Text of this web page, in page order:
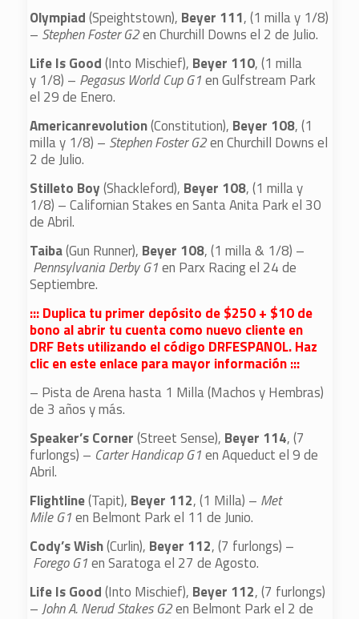
Olympiad(Speightstown), Beyer 111, (1 milla y 1/8)
– Stephen Foster G2en Churchill Downs el 2 de Julio.
Life Is Good(Into Mischief), Beyer 110, (1 milla
y 1/8) – Pegasus World Cup G1en Gulfstream Park
el 29 de Enero.
Americanrevolution(Constitution), Beyer 108, (1
milla y 1/8) – Stephen Foster G2en Churchill Downs el
2 de Julio.
Stilleto Boy(Shackleford), Beyer 108, (1 milla y
1/8) – Californian Stakes en Santa Anita Park el 30
de Abril.
Taiba(Gun Runner), Beyer 108, (1 milla & 1/8) –
Pennsylvania Derby G1en Parx Racing el 24 de
Septiembre.
::: Duplica tu primer depósito de $250 + $10 de
bono al abrir tu cuenta como nuevo cliente en
DRF Bets utilizando el código DRFESPANOL. Haz
clic en este enlace para mayor información :::
– Pista de Arena hasta 1 Milla (Machos y Hembras)
de 3 años y más.
Speaker’s Corner(Street Sense), Beyer 114, (7
furlongs) – Carter Handicap G1en Aqueduct el 9 de
Abril.
Flightline(Tapit), Beyer 112, (1 Milla) – Met
Mile G1en Belmont Park el 11 de Junio.
Cody’s Wish(Curlin), Beyer 112, (7 furlongs) –
Forego G1en Saratoga el 27 de Agosto.
Life Is Good(Into Mischief), Beyer 112, (7 furlongs)
–John A. Nerud Stakes G2en Belmont Park el 2 de